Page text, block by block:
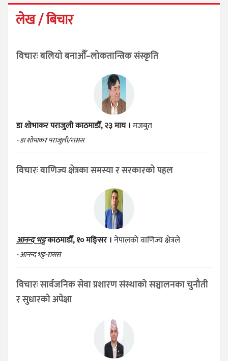
लेख / बिचार
विचारः बलियो बनाऔँ–लोकतान्त्रिक संस्कृति
डा शोभाकर पराजुलीकाठमाडौँ, २३ माघ ।मजबुत
- डा शोभाकर पराजुली/रासस
विचारः वाणिज्य क्षेत्रका समस्या र सरकारको पहल
आनन्द भट्टकाठमाडौँ, १० मङ्सिर ।नेपालको वाणिज्य क्षेत्रले
- आनन्द भट्ट-रासस
विचारः सार्वजनिक सेवा प्रशारण संस्थाको सञ्चालनका चुनौती
र सुधारको अपेक्षा